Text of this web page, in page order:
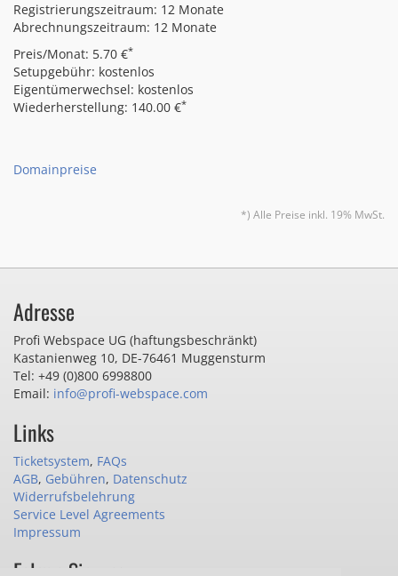
Registrierungszeitraum: 12 Monate
Abrechnungszeitraum: 12 Monate
Preis/Monat: 5.70 €*
Setupgebühr: kostenlos
Eigentümerwechsel: kostenlos
Wiederherstellung: 140.00 €*
Domainpreise
*) Alle Preise inkl. 19% MwSt.
Adresse
Profi Webspace UG (haftungsbeschränkt)
Kastanienweg 10, DE-76461 Muggensturm
Tel: +49 (0)800 6998800
Email: info@profi-webspace.com
Links
Ticketsystem, FAQs
AGB, Gebühren, Datenschutz
Widerrufsbelehrung
Service Level Agreements
Impressum